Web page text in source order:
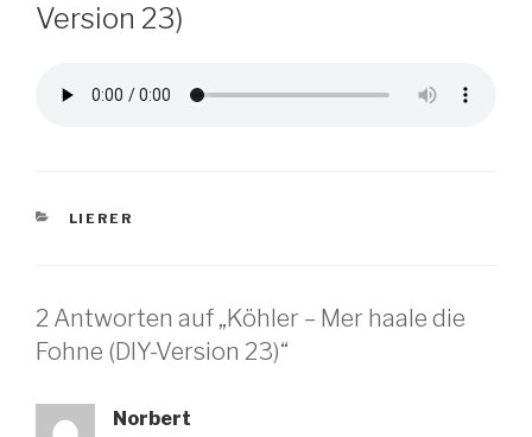
Version 23)
KATEGORIEN
LIERER
2 Antworten auf „Köhler – Mer haale die
Fohne (DIY-Version 23)“
Norbert